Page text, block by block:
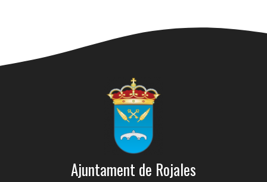
Ajuntament de Rojales